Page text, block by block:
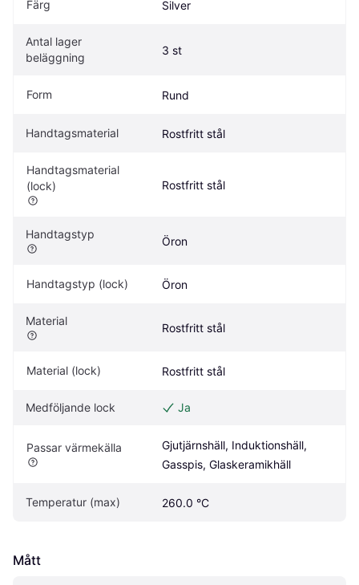
Färg Silver
Antal lager
beläggning
3 st
Form Rund
Handtagsmaterial Rostfritt stål
Handtagsmaterial
(lock)
Rostfritt stål
Handtagstyp
Öron
Handtagstyp (lock) Öron
Material
Rostfritt stål
Material (lock) Rostfritt stål
Medföljande lock Ja
Passar värmekälla
Gjutjärnshäll, Induktionshäll,
Gasspis, Glaskeramikhäll
Temperatur (max) 260.0 °C
Mått